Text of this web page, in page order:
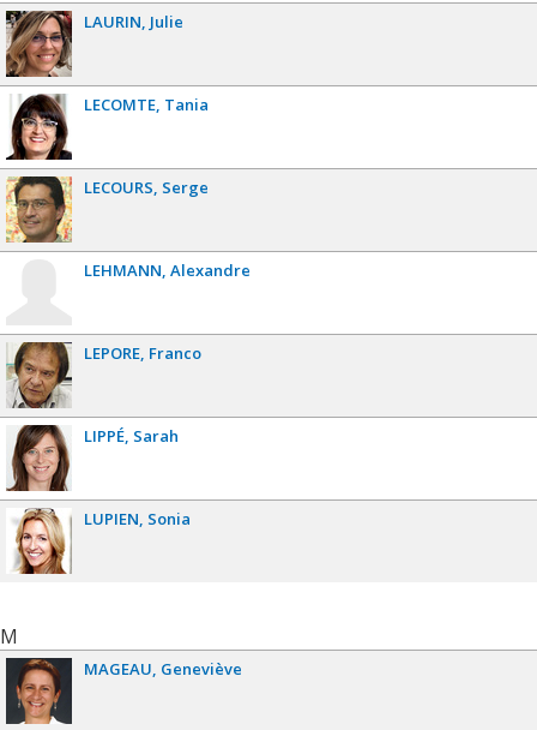
LAURIN Julie
LECOMTE Tania
LECOURS Serge
LEHMANN Alexandre
LEPORE Franco
LIPPÉ Sarah
LUPIEN Sonia
M
MAGEAU Geneviève